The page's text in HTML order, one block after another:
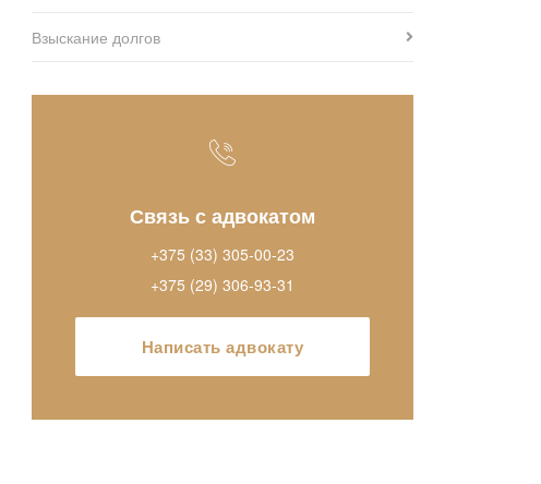
Взыскание долгов
Связь с адвокатом
+375 (33) 305-00-23
+375 (29) 306-93-31
Написать адвокату